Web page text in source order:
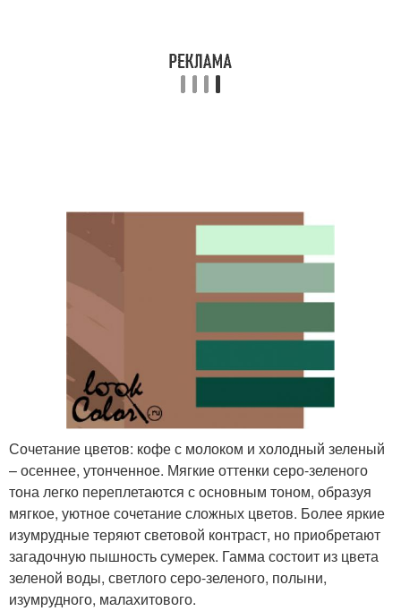
Сочетание цветов: кофе с молоком и холодный зеленый
– осеннее, утонченное. Мягкие оттенки серо-зеленого
тона легко переплетаются с основным тоном, образуя
мягкое, уютное сочетание сложных цветов. Более яркие
изумрудные теряют световой контраст, но приобретают
загадочную пышность сумерек. Гамма состоит из цвета
зеленой воды, светлого серо-зеленого, полыни,
изумрудного, малахитового.